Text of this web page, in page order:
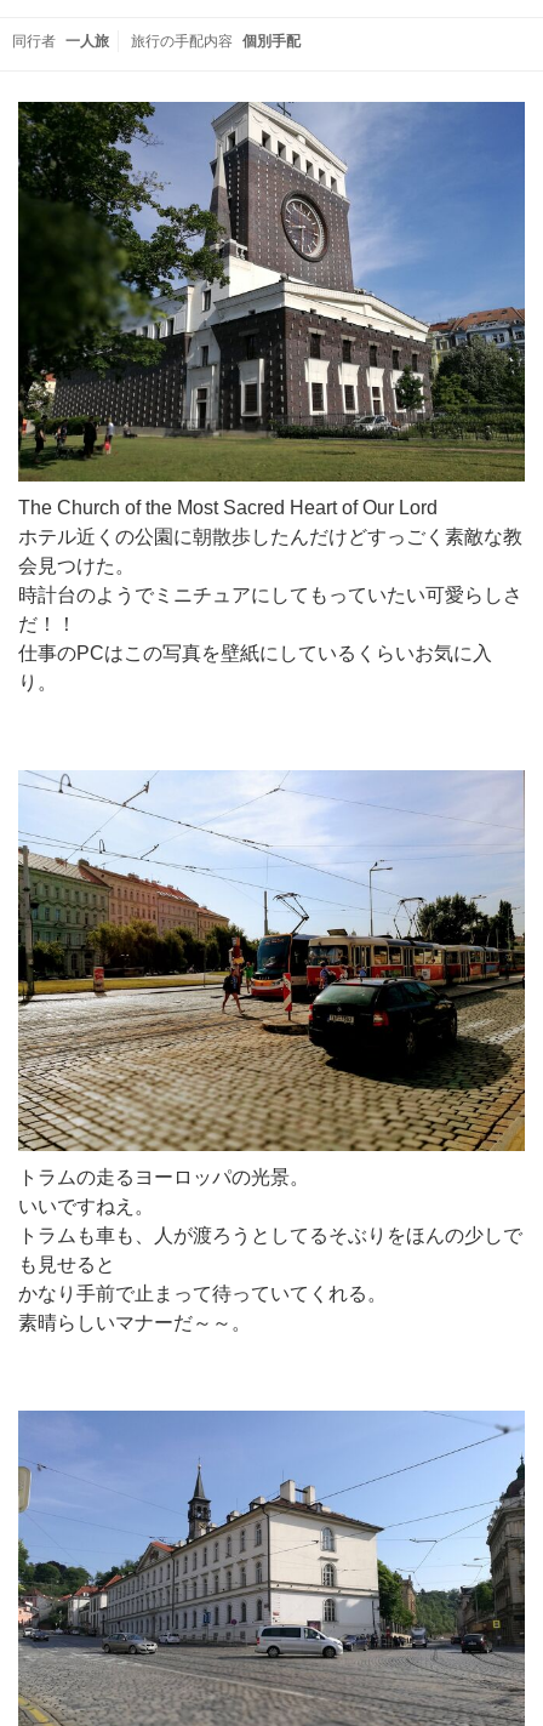
同行者 一人旅 旅行の手配内容 個別手配
The Church of the Most Sacred Heart of Our Lord
ホテル近くの公園に朝散歩したんだけどすっごく素敵な教
会見つけた。
時計台のようでミニチュアにしてもっていたい可愛らしさ
だ！！
仕事のPCはこの写真を壁紙にしているくらいお気に入
り。
トラムの走るヨーロッパの光景。
いいですねえ。
トラムも車も、人が渡ろうとしてるそぶりをほんの少しで
も見せると
かなり手前で止まって待っていてくれる。
素晴らしいマナーだ～～。